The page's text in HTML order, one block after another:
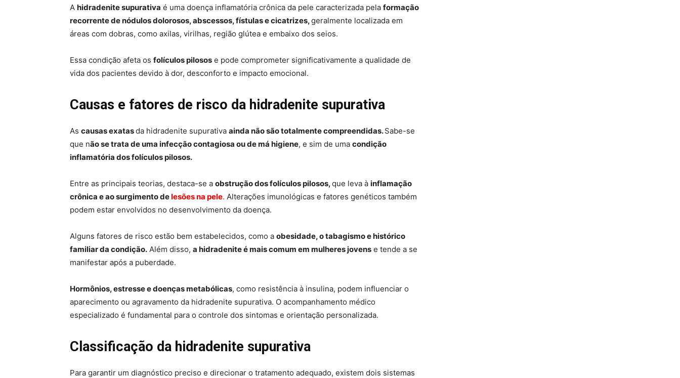
A hidradenite supurativa é uma doença inflamatória crônica da pele caracterizada pela formação
recorrente de nódulos dolorosos, abscessos, fístulas e cicatrizes,geralmente localizada em
áreas com dobras, como axilas, virilhas, região glútea e embaixo dos seios.
Essa condição afeta os folículos pilosos e pode comprometer significativamente a qualidade de
vida dos pacientes devido à dor, desconforto e impacto emocional.
Causas e fatores de risco da hidradenite supurativa
As causas exatasda hidradenite supurativa ainda não são totalmente compreendidas.Sabe-se
que não se trata de uma infecção contagiosa ou de má higiene, e sim de uma condição
inflamatória dos folículos pilosos.
Entre as principais teorias, destaca-se a obstrução dos folículos pilosos,que leva à inflamação
crônica e ao surgimento delesões na pele. Alterações imunológicas e fatores genéticos também
podem estar envolvidos no desenvolvimento da doença.
Alguns fatores de risco estão bem estabelecidos, como a obesidade, o tabagismo e histórico
familiar da condição. Além disso, a hidradenite é mais comum em mulheres jovens e tende a se
manifestar após a puberdade.
Hormônios, estresse e doenças metabólicas, como resistência à insulina, podem influenciar o
aparecimento ou agravamento da hidradenite supurativa. O acompanhamento médico
especializado é fundamental para o controle dos sintomas e orientação personalizada.
Classificação da hidradenite supurativa
Para garantir um diagnóstico preciso e direcionar o tratamento adequado, existem dois sistemas